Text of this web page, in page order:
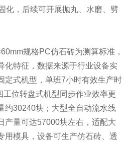
化，后续可开展抛丸、水磨、劈
规格PC仿石砖为测算标准，
化特征，数据来源于行业设备实
定式机型，单班7小时有效生产时
位转盘式机型同步作业效率更
约30240块；大型全自动流水线
产量可达57000块左右，适配大
用模具，设备可生产仿石砖、透